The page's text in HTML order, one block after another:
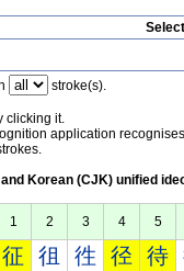
stroke(s).
clicking it.
application
Korean (CJK) unified
1 2 3 4 5
征 徂 徃 径 待